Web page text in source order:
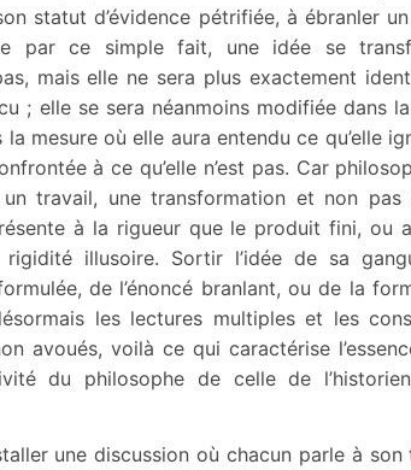
statut d’évidence pétrifiée, à ébranler
par ce simple fait, une idée se
mais elle ne sera plus exactement
; elle se sera néanmoins modifiée dans
mesure où elle aura entendu ce qu’elle
à ce qu’elle n’est pas. Car
un travail, une transformation et non
à la rigueur que le produit fini, ou
rigidité illusoire. Sortir l’idée de sa
de l’énoncé branlant, ou de la
les lectures multiples et les
avoués, voilà ce qui caractérise
du philosophe de celle de
une discussion où chacun parle à